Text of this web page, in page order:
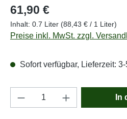
Regulärer Preis:
61,90 €
Inhalt: 0.7 Liter (88,43 € / 1 Liter)
Preise inkl. MwSt. zzgl.
Sofort verfügbar, Lieferzeit:
Produkt Anzahl: Gib In